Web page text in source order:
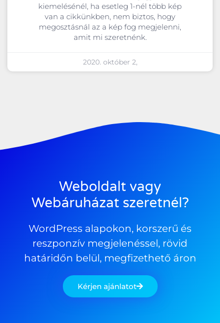
kiemelésénél, ha esetleg 1-nél több kép
van a cikkünkben, nem biztos, hogy
megosztásnál az a kép fog megjelenni,
amit mi szeretnénk.
2020. október 2,
Weboldalt vagy
Webáruházat szeretnél?
WordPress alapokon, korszerű és
reszponzív megjelenéssel, rövid
határidőn belül, megfizethető áron
Kérjen ajánlatot